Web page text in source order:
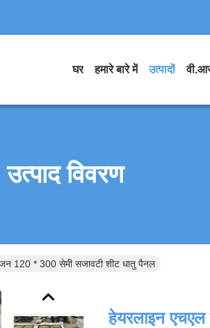
घर हमारे बारे में उत्पादों
उत्पाद विवरण
120 * 300 सेमी सजावटी शीट धातु पैनल
हेयरलाइन